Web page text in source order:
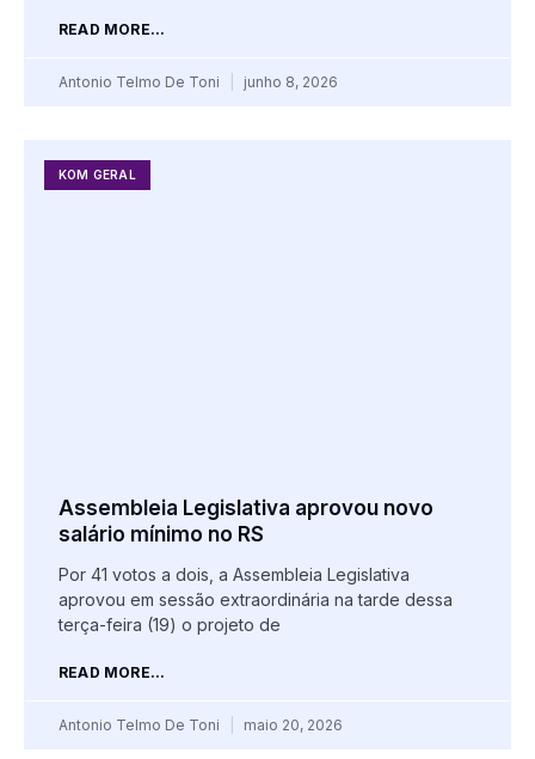
READ MORE...
Antonio Telmo De Toni junho 8, 2026
KOM GERAL
Assembleia Legislativa aprovou novo
salário mínimo no RS
Por 41 votos a dois, a Assembleia Legislativa
aprovou em sessão extraordinária na tarde dessa
terça-feira (19) o projeto de
READ MORE...
Antonio Telmo De Toni maio 20, 2026